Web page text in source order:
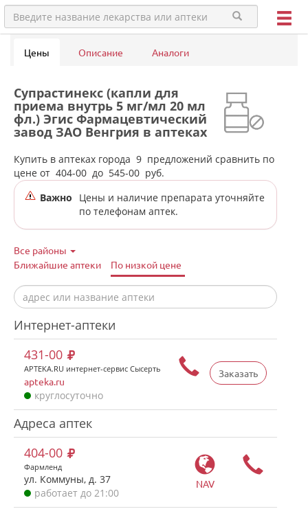
Цены Описание Аналоги
Супрастинекс (капли для
приема внутрь 5 мг/мл 20 мл
фл.) Эгис Фармацевтический
завод ЗАО Венгрия в аптеках
города Сысерти
Купить в аптеках города 9 предложений сравнить по
цене от 404-00 до 545-00 руб.
Важно
Цены и наличие препарата уточняйте
по телефонам аптек.
Все районы
Ближайшие аптеки
По низкой цене
Интернет-аптеки
Заказать
431-00
APTEKA.RU интернет-сервис Сысерть
apteka.ru
круглосуточно
Адреса аптек
NAV
404-00
Фармленд
ул. Коммуны, д. 37
работает до 21:00